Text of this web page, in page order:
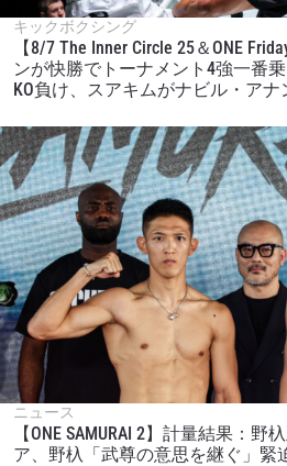
キックボクシング
【8/7 The Inner Circle 25＆ONE
ンが快勝でトーナメント4強一番
KO負け、スアキムがナビル・アナ
ニュース
【ONE SAMURAI 2】計量結果：
ア、野杁「武尊の意思を継ぐ」緊